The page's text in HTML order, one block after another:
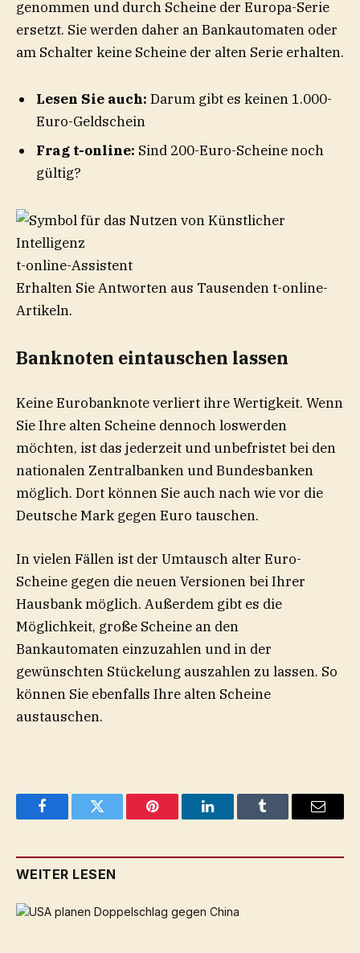
genommen und durch Scheine der Europa-Serie
ersetzt. Sie werden daher an Bankautomaten oder
am Schalter keine Scheine der alten Serie erhalten.
Lesen Sie auch: Darum gibt es keinen 1.000-
Euro-Geldschein
Frag t-online: Sind 200-Euro-Scheine noch
gültig?
t-online-Assistent
Erhalten Sie Antworten aus Tausenden t-online-
Artikeln.
Banknoten eintauschen lassen
Keine Eurobanknote verliert ihre Wertigkeit. Wenn
Sie Ihre alten Scheine dennoch loswerden
möchten, ist das jederzeit und unbefristet bei den
nationalen Zentralbanken und Bundesbanken
möglich. Dort können Sie auch nach wie vor die
Deutsche Mark gegen Euro tauschen.
In vielen Fällen ist der Umtausch alter Euro-
Scheine gegen die neuen Versionen bei Ihrer
Hausbank möglich. Außerdem gibt es die
Möglichkeit, große Scheine an den
Bankautomaten einzuzahlen und in der
gewünschten Stückelung auszahlen zu lassen. So
können Sie ebenfalls Ihre alten Scheine
austauschen.
FacebookTwitter Pinterest LinkedInTumblr Email
WEITER LESEN